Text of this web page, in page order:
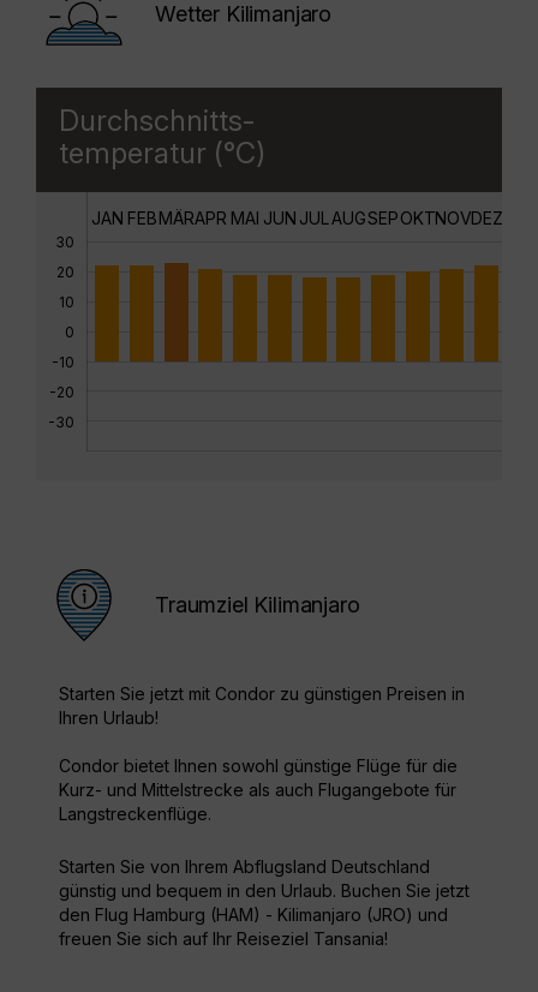
Wetter Kilimanjaro
Durchschnitts-
temperatur (°C)
30
20
10
0
-10
-20
-30
JAN FEBMÄRAPR MAI JUN JUL AUGSEPOKTNOVDEZ
Traumziel Kilimanjaro
Starten Sie jetzt mit Condor zu günstigen Preisen in
Ihren Urlaub!
Condor bietet Ihnen sowohl günstige Flüge für die
Kurz- und Mittelstrecke als auch Flugangebote für
Langstreckenflüge.
Starten Sie von Ihrem Abflugsland Deutschland
günstig und bequem in den Urlaub. Buchen Sie jetzt
den Flug Hamburg (HAM) - Kilimanjaro (JRO) und
freuen Sie sich auf Ihr Reiseziel Tansania!